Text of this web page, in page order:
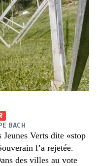
BACH
Verts dite «stop
l’a rejetée.
des villes au vote